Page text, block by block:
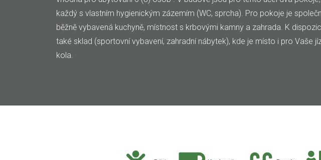
každý s vlastním hygienickým zázemím (WC, sprcha). Pro pokoje je
běžně vybavená kuchyně, místnost s krbovými kamny a zahrada. K
také sklad (sportovní vybavení, zahradní nábytek), kde je místo i pro Vaše
kola.